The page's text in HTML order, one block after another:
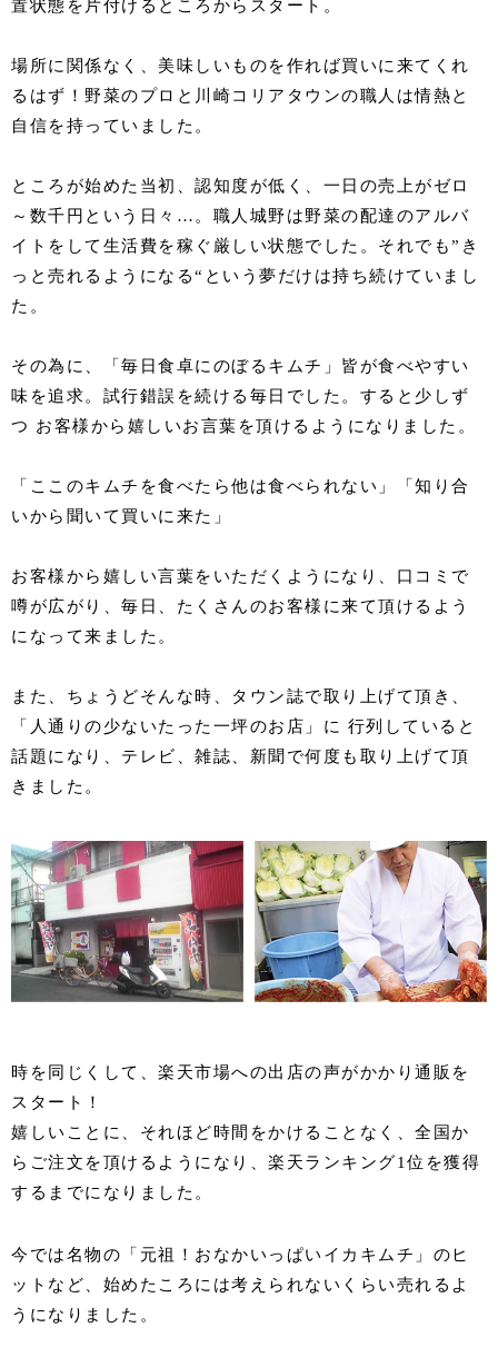
置状態を片付けるところからスタート。
場所に関係なく、美味しいものを作れば買いに来てくれ
るはず！野菜のプロと川崎コリアタウンの職人は情熱と
自信を持っていました。
ところが始めた当初、認知度が低く、一日の売上がゼロ
～数千円という日々…。職人城野は野菜の配達のアルバ
イトをして生活費を稼ぐ厳しい状態でした。それでも”き
っと売れるようになる“という夢だけは持ち続けていまし
た。
その為に、「毎日食卓にのぼるキムチ」皆が食べやすい
味を追求。試行錯誤を続ける毎日でした。すると少しず
つ お客様から嬉しいお言葉を頂けるようになりました。
「ここのキムチを食べたら他は食べられない」「知り合
いから聞いて買いに来た」
お客様から嬉しい言葉をいただくようになり、口コミで
噂が広がり、毎日、たくさんのお客様に来て頂けるよう
になって来ました。
また、ちょうどそんな時、タウン誌で取り上げて頂き、
「人通りの少ないたった一坪のお店」に 行列していると
話題になり、テレビ、雑誌、新聞で何度も取り上げて頂
きました。
時を同じくして、楽天市場への出店の声がかかり通販を
スタート！
嬉しいことに、それほど時間をかけることなく、全国か
らご注文を頂けるようになり、楽天ランキング1位を獲得
するまでになりました。
今では名物の「元祖！おなかいっぱいイカキムチ」のヒ
ットなど、始めたころには考えられないくらい売れるよ
うになりました。